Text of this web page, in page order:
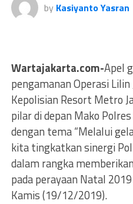
by Kasiyanto Yasran
Wartajakarta.com-Apel
pengamanan Operasi
Kepolisian Resort Metro
pilar di depan Mako
dengan tema “Melalui
kita tingkatkan sinergi
dalam rangka
pada perayaan Natal
Kamis (19/12/2019).